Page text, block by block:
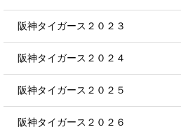
阪神タイガース２０２３
阪神タイガース２０２４
阪神タイガース２０２５
阪神タイガース２０２６